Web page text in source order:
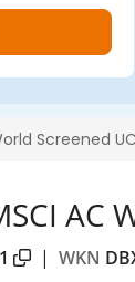
AC
| WKN